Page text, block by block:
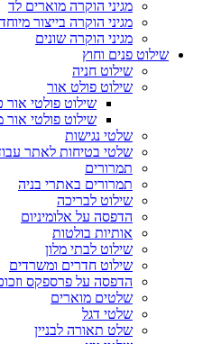
מגיני הוקרה מוארים לד
מגיני הוקרה בייצור מיוחד
מגיני הוקרה שונים
שילוט פנים וחוץ
שילוט חניה
שילוט פולט אור
שילוט פולטי אור
שילוט פולטי אור
שלטי נגישות
שלטי בטיחות לאתר
תמרורים
תמרורים באתרי בניה
שילוט לבריכה
הדפסה על אלומיניום
אותיות בולטות
שילוט לבתי מלון
שילוט חדרים ומשרדים
הדפסה על פרספקס
שלטים מוארים
שלטי דגל
שלט תאורה לבניין